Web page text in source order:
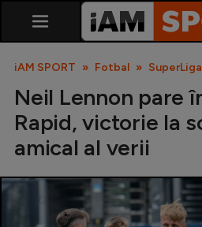
SuperLiga
iAM SPORT Fotbal SuperLiga
Neil Lennon pare
Rapid, victorie la
amical al verii